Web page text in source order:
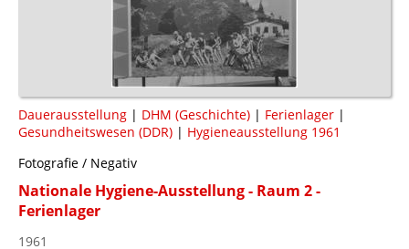
Dauerausstellung | DHM (Geschichte) | Ferienlager |
Gesundheitswesen (DDR) | Hygieneausstellung 1961
Fotografie / Negativ
Nationale Hygiene-Ausstellung - Raum 2 -
Ferienlager
1961